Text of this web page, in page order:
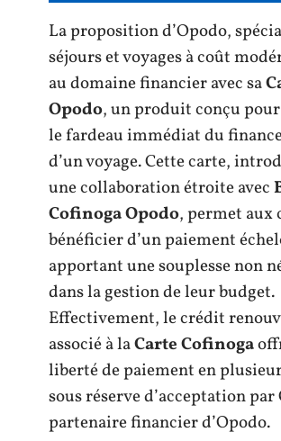
La proposition d’Opodo,
séjours et voyages à coût
au domaine financier avec sa
Opodo, un produit conçu
le fardeau immédiat du
d’un voyage. Cette carte,
une collaboration étroite avec
Cofinoga Opodo, permet aux
bénéficier d’un paiement
apportant une souplesse non
dans la gestion de leur budget.
Effectivement, le crédit
associé à laCarte Cofinoga
liberté de paiement en
sous réserve d’acceptation par
partenaire financier d’Opodo.